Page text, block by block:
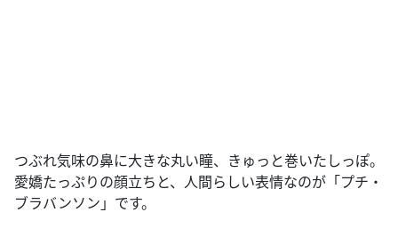
つぶれ気味の鼻に大きな丸い瞳、きゅっと巻いたしっぽ。
愛嬌たっぷりの顔立ちと、人間らしい表情なのが「プチ・
ブラバンソン」です。